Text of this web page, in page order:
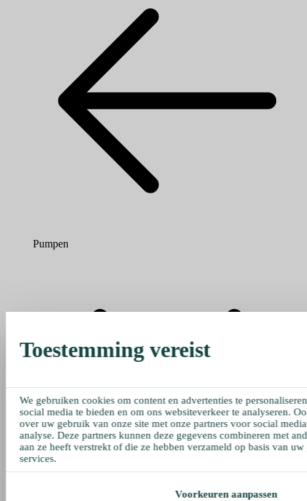
Pumpen
Toestemming vereist
We gebruiken cookies om content en advertenties te
social media te bieden en om ons websiteverkeer te analyseren.
over uw gebruik van onze site met onze partners voor social
analyse. Deze partners kunnen deze gegevens combineren met
aan ze heeft verstrekt of die ze hebben verzameld op basis van
services.
Voorkeuren aanpassen